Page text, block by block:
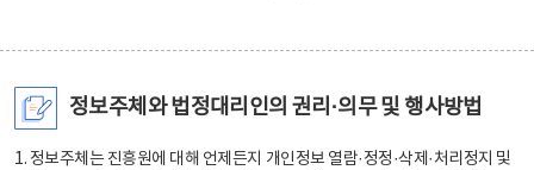
정보주체와 법정대리인의 권리·의무 및 행사방법
1. 정보주체는 진흥원에 대해 언제든지 개인정보 열람·정정·삭제·처리정지 및